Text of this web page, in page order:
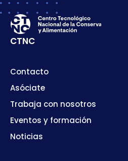
CTNC
Contacto
Asóciate
Trabaja con nosotros
Eventos y formación
Noticias